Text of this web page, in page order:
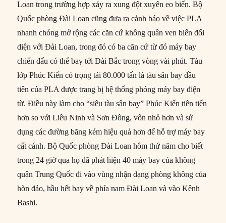
Loan trong trường hợp xảy ra xung đột xuyên eo biển. Bộ
Quốc phòng Đài Loan cũng đưa ra cảnh báo về việc PLA
nhanh chóng mở rộng các căn cứ không quân ven biển đối
diện với Đài Loan, trong đó có ba căn cứ từ đó máy bay
chiến đấu có thể bay tới Đài Bắc trong vòng vài phút. Tàu
lớp Phúc Kiến có trọng tải 80.000 tấn là tàu sân bay đầu
tiên của PLA được trang bị hệ thống phóng máy bay điện
từ. Điều này làm cho “siêu tàu sân bay” Phúc Kiến tiên tiến
hơn so với Liêu Ninh và Sơn Đông, vốn nhỏ hơn và sử
dụng các đường băng kém hiệu quả hơn để hỗ trợ máy bay
cất cánh. Bộ Quốc phòng Đài Loan hôm thứ năm cho biết
trong 24 giờ qua họ đã phát hiện 40 máy bay của không
quân Trung Quốc đi vào vùng nhận dạng phòng không của
hòn đảo, hầu hết bay về phía nam Đài Loan và vào Kênh
Bashi.